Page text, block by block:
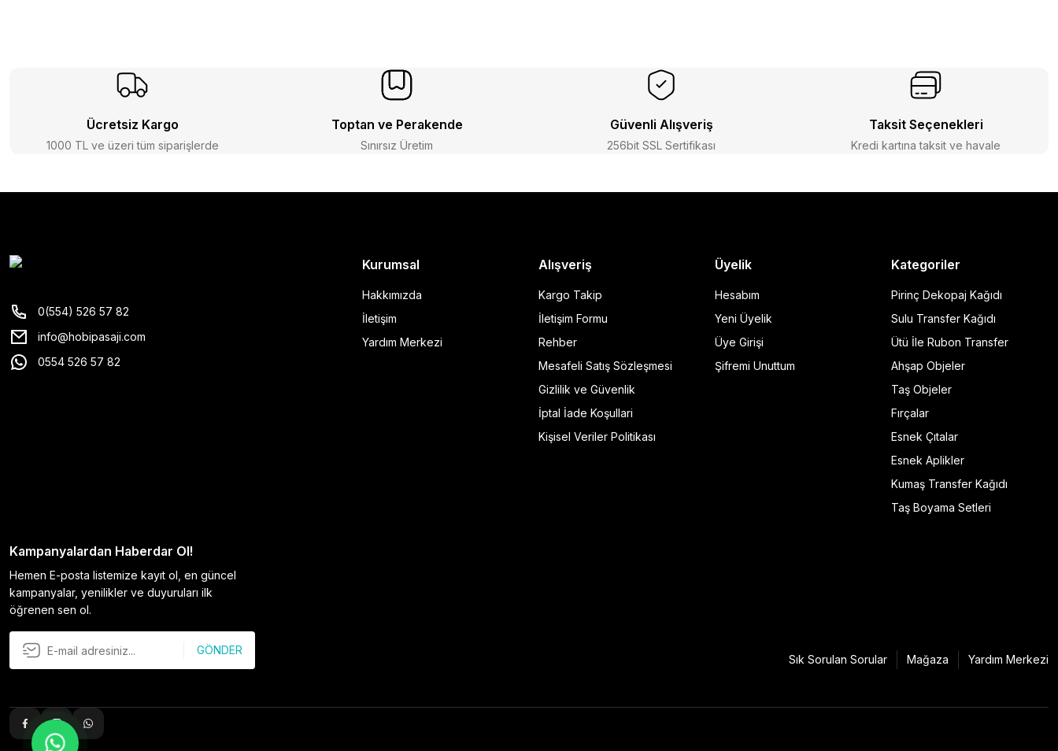
Ücretsiz Kargo
1000 TL ve üzeri tüm siparişlerde
Toptan ve Perakende
Sınırsız Üretim
Güvenli Alışveriş
256bit SSL Sertifikası
Taksit Seçenekleri
Kredi kartına taksit ve havale
0(554) 526 57 82
info@hobipasaji.com
0554 526 57 82
Kurumsal
Hakkımızda
İletişim
Yardım Merkezi
Alışveriş
Kargo Takip
İletişim Formu
Rehber
Mesafeli Satış Sözleşmesi
Gizlilik ve Güvenlik
İptal İade Koşullari
Kişisel Veriler Politikası
Üyelik
Hesabım
Yeni Üyelik
Üye Girişi
Şifremi Unuttum
Kategoriler
Pirinç Dekopaj Kağıdı
Sulu Transfer Kağıdı
Ütü İle Rubon Transfer
Ahşap Objeler
Taş Objeler
Fırçalar
Esnek Çıtalar
Esnek Aplikler
Kumaş Transfer Kağıdı
Taş Boyama Setleri
Kampanyalardan Haberdar Ol!
Hemen E-posta listemize kayıt ol, en güncel
kampanyalar, yenilikler ve duyuruları ilk
öğrenen sen ol.
GÖNDER
Sık Sorulan Sorular Mağaza Yardım Merkezi